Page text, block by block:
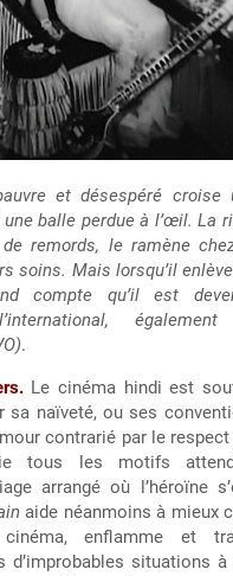
et désespéré croise
balle perdue à l’œil. La
remords, le ramène
soins. Mais lorsqu’il
compte qu’il est
également
.
Le cinéma hindi est
sa naïveté, ou ses
contrarié par le respect
tous les motifs
arrangé où l’héroïne
aide néanmoins à mieux
enflamme et
d’improbables situations à